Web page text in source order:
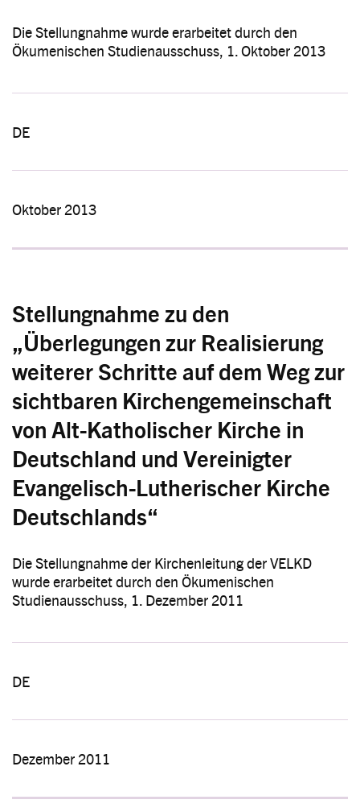
Die Stellungnahme wurde erarbeitet durch den
Ökumenischen Studienausschuss, 1. Oktober 2013
DE
Oktober 2013
Stellungnahme zu den
„Überlegungen zur Realisierung
weiterer Schritte auf dem Weg zur
sichtbaren Kirchengemeinschaft
von Alt-Katholischer Kirche in
Deutschland und Vereinigter
Evangelisch-Lutherischer Kirche
Deutschlands“
Die Stellungnahme der Kirchenleitung der VELKD
wurde erarbeitet durch den Ökumenischen
Studienausschuss, 1. Dezember 2011
DE
Dezember 2011